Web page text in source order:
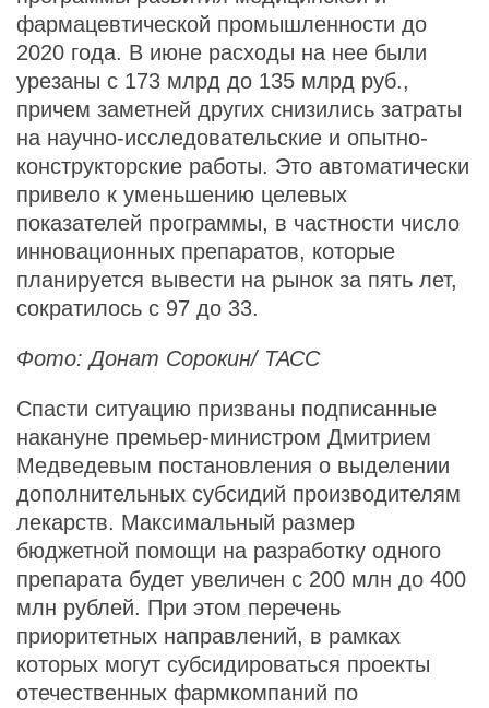
фармацевтической промышленности до
2020 года. В июне расходы на нее были
урезаны с 173 млрд до 135 млрд руб.,
причем заметней других снизились затраты
на научно-исследовательские и опытно-
конструкторские работы. Это автоматически
привело к уменьшению целевых
показателей программы, в частности число
инновационных препаратов, которые
планируется вывести на рынок за пять лет,
сократилось с 97 до 33.
Фото: Донат Сорокин/ ТАСС
Спасти ситуацию призваны подписанные
накануне премьер-министром Дмитрием
Медведевым постановления о выделении
дополнительных субсидий производителям
лекарств. Максимальный размер
бюджетной помощи на разработку одного
препарата будет увеличен с 200 млн до 400
млн рублей. При этом перечень
приоритетных направлений, в рамках
которых могут субсидироваться проекты
отечественных фармкомпаний по